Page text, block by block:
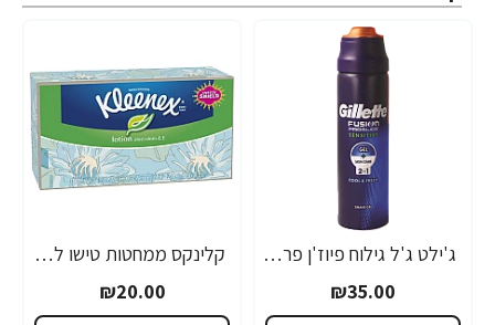
ג'ילט ג'ל גילוח פיוז'ן פרוגלייד לעור רגיש 170 מ"ל - מבית Gillette
₪35.00
קלינקס ממחטות טישו לושן מגבוני אף המכילים קרם לחות ,ויטמין E ואלוורה - 120 יחידות
₪20.00